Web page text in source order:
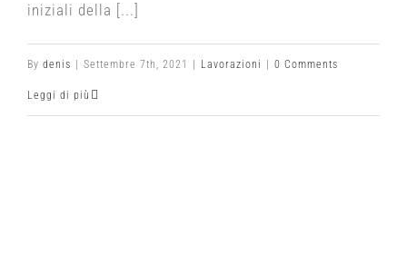
iniziali della [...]
By denis Settembre 7th, 2021 Lavorazioni 0 Comments
Leggi di più